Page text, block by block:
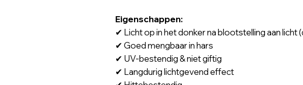
Eigenschappen:
✔ Licht op in het donker na blootstelling aan licht
✔ Goed mengbaar in hars
✔ UV-bestendig & niet giftig
✔ Langdurig lichtgevend effect